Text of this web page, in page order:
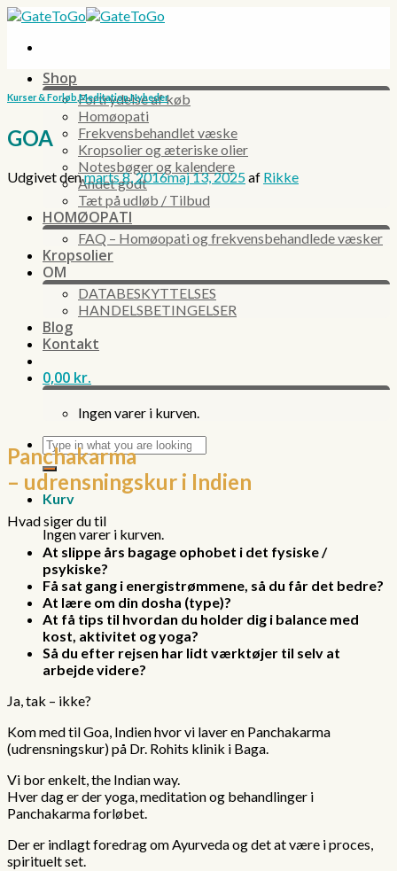
Skip
content
Shop
Fortrydelse af køb
Homøopati
Frekvensbehandlet væske
Kropsolier og æteriske olier
Notesbøger og kalendere
Andet godt
Tæt på udløb / Tilbud
HOMØOPATI
FAQ – Homøopati og frekvensbehandlede væsker
Kropsolier
OM
DATABESKYTTELSES
HANDELSBETINGELSER
Blog
Kontakt
0,00 kr.
Ingen varer i kurven.
Søg
efter:
Kurv
Ingen varer i kurven.
Kurser & Forløb Meditation,Nyheder
GOA
Udgivet denmarts 8, 2016maj 13, 2025af Rikke
Panchakarma
– udrensningskur i Indien
Hvad siger du til
At slippe års bagage ophobet i det fysiske /
psykiske?
Få sat gang i energistrømmene, så du får det bedre?
At lære om din dosha (type)?
At få tips til hvordan du holder dig i balance med
kost, aktivitet og yoga?
Så du efter rejsen har lidt værktøjer til selv at
arbejde videre?
Ja, tak – ikke?
Kom med til Goa, Indien hvor vi laver en Panchakarma
(udrensningskur) på Dr. Rohits klinik i Baga.
Vi bor enkelt, the Indian way.
Hver dag er der yoga, meditation og behandlinger i
Panchakarma forløbet.
Der er indlagt foredrag om Ayurveda og det at være i proces,
spirituelt set.